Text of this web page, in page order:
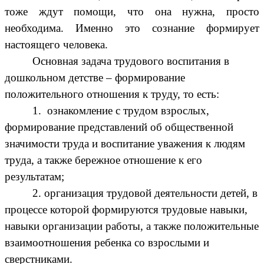
тоже ждут помощи, что она нужна, просто
необходима. Именно это сознание формирует
настоящего человека.
Основная задача трудового воспитания в
дошкольном детстве – формирование
положительного отношения к труду, то есть:
1. ознакомление с трудом взрослых,
формирование представлений об общественной
значимости труда и воспитание уважения к людям
труда, а также бережное отношение к его
результатам;
2. организация трудовой деятельности детей, в
процессе которой формируются трудовые навыки,
навыки организации работы, а также положительные
взаимоотношения ребенка со взрослыми и
сверстниками.